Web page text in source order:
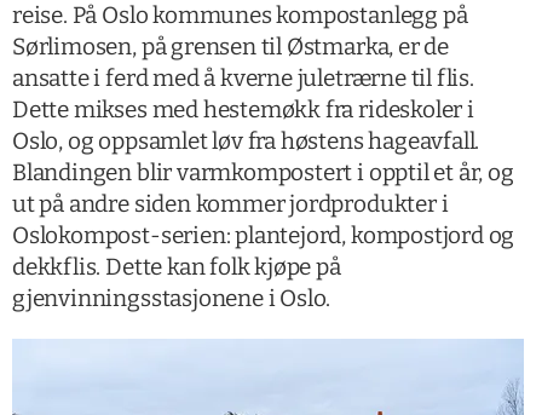
reise. På Oslo kommunes kompostanlegg på
Sørlimosen, på grensen til Østmarka, er de
ansatte i ferd med å kverne juletrærne til flis.
Dette mikses med hestemøkk fra rideskoler i
Oslo, og oppsamlet løv fra høstens hageavfall.
Blandingen blir varmkompostert i opptil et år, og
ut på andre siden kommer jordprodukter i
Oslokompost-serien: plantejord, kompostjord og
dekkflis. Dette kan folk kjøpe på
gjenvinningsstasjonene i Oslo.